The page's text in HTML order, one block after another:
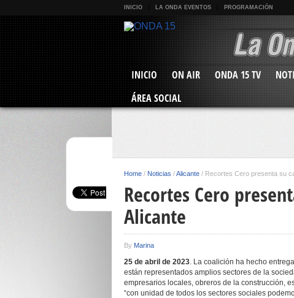
INICIO LA ONDA EVENTOS PROGRAMACIÓN
INICIO ON AIR ONDA 15 TV
ÁREA SOCIAL
Home / Noticias /Alicante / Recortes Cero presenta su
Recortes Cero
Alicante
By Marina
25 de abril de 2023. La coalición ha hecho
están representados amplios sectores de la
empresarios locales, obreros de la construcción,
“con unidad de todos los sectores sociales